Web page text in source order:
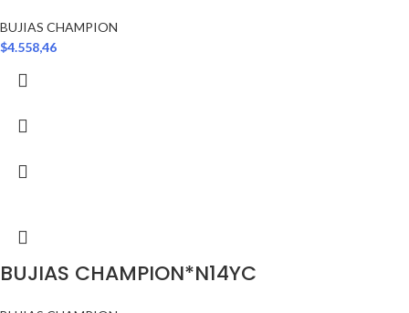
BUJIAS CHAMPION
$4.558,46
BUJIAS CHAMPION*N14YC